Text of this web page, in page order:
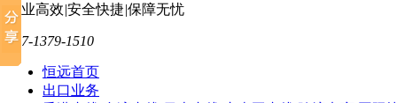
专业高效|安全快捷|保障无忧
137-1379-1510
恒远首页
出口业务